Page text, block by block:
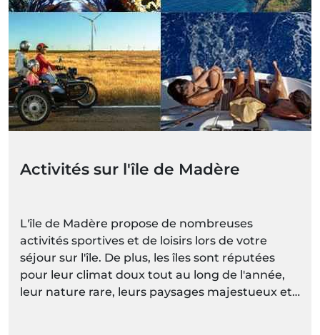
Activités sur l'île de Madère
L'île de Madère propose de nombreuses
activités sportives et de loisirs lors de votre
séjour sur l'île. De plus, les îles sont réputées
pour leur climat doux tout au long de l'année,
leur nature rare, leurs paysages majestueux et